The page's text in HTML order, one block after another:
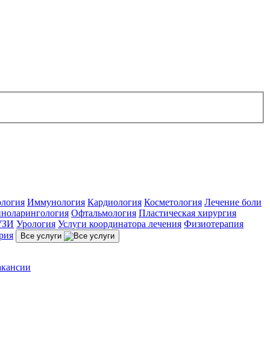
Иммунология Кардиология Косметология Лечение боли
Офтальмология Пластическая хирургия
Урология Услуги координатора лечения Физиотерапия
Все услуги